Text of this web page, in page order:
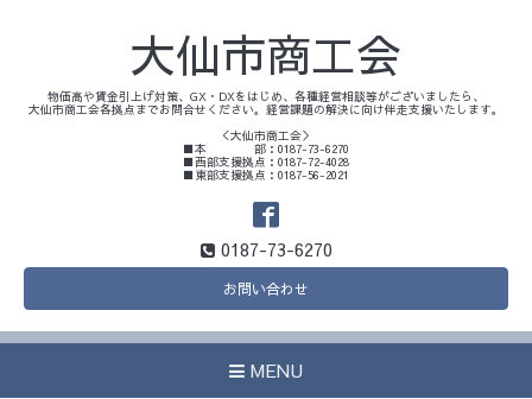
大仙市商工会
物価高や賃金引上げ対策、GX・DXをはじめ、各種経営相談等がございましたら、
大仙市商工会各拠点までお問合せください。経営課題の解決に向け伴走支援いたします。
＜大仙市商工会＞
■本 部：0187-73-6270
■西部支援拠点：0187-72-4028
■東部支援拠点：0187-56-2021
0187-73-6270
お問い合わせ
MENU